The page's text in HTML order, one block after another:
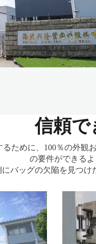
信頼
ために、100％の外観
の要件ができる
にバッグの欠陥を見つ